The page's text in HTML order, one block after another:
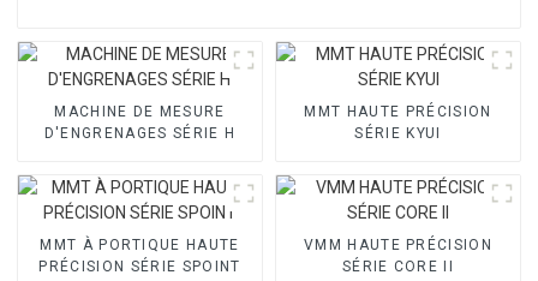
MACHINE DE MESURE
D'ENGRENAGES SÉRIE H
MMT HAUTE PRÉCISION
SÉRIE KYUI
MMT À PORTIQUE HAUTE
PRÉCISION SÉRIE SPOINT
VMM HAUTE PRÉCISION
SÉRIE CORE II